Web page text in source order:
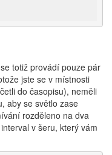
totiž provádí pouze pár
jste se v místnosti
do časopisu), neměli
aby se světlo zase
rozděleno na dva
v šeru, který vám